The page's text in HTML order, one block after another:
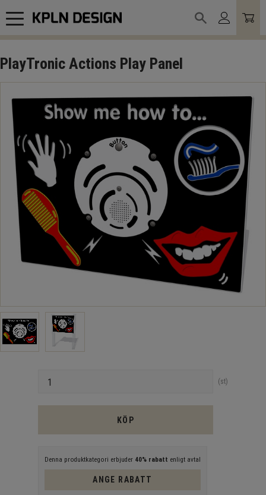
Meny
PlayTronic Actions Play Panel
st
KÖP
Denna produktkategori erbjuder 40% rabatt enligt avtal
ANGE RABATT